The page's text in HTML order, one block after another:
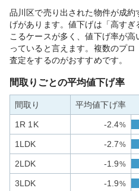
品川区で売り出された物件が成
げがあります。値下げは「高す
こるケースが多く、値下げ率が
っていると言えます。複数のプ
査定をするのがおすすめです。
間取りごとの平均値下げ率
間取り 平均値下げ率
1R 1K -2.4%
1LDK -2.7%
2LDK -1.9%
3LDK -1.9%